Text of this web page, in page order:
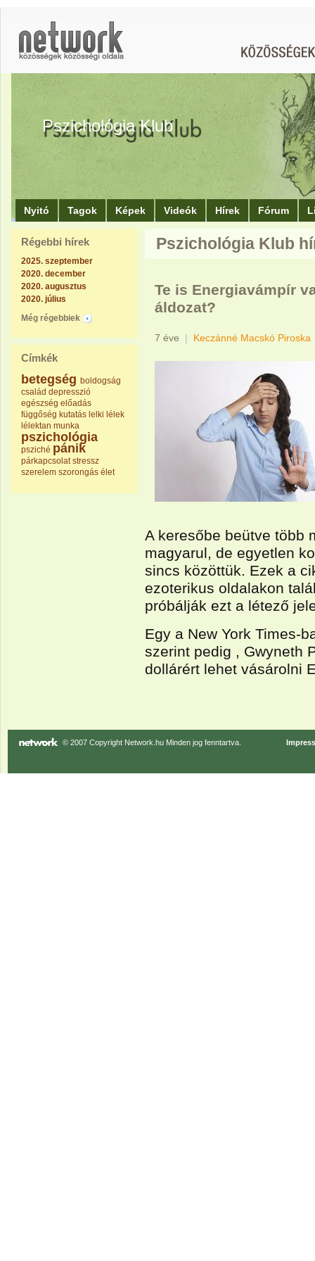
Pszichológia Klub
Nyitó Tagok Képek Videók Hírek Fórum
Régebbi hírek
2025. szeptember
2020. december
2020. augusztus
2020. július
Még régebbiek
Címkék
betegség boldogság
család depresszió
egészség előadás
függőség kutatás lelki lélek
lélektan munka
pszichológia
psziché pánik
párkapcsolat stressz
szerelem szorongás élet
Pszichológia Klub
Te is Energiavámpír
áldozat?
7 éve | Keczánné Macskó Piroska
A keresőbe beütve több
magyarul, de egyetlen
sincs közöttük. Ezek a
ezoterikus oldalakon
próbálják ezt a létező
Egy a New York Times-
szerint pedig , Gwyneth
dollárért lehet vásárolni
© 2007 Copyright Network.hu Minden jog fenntartva.